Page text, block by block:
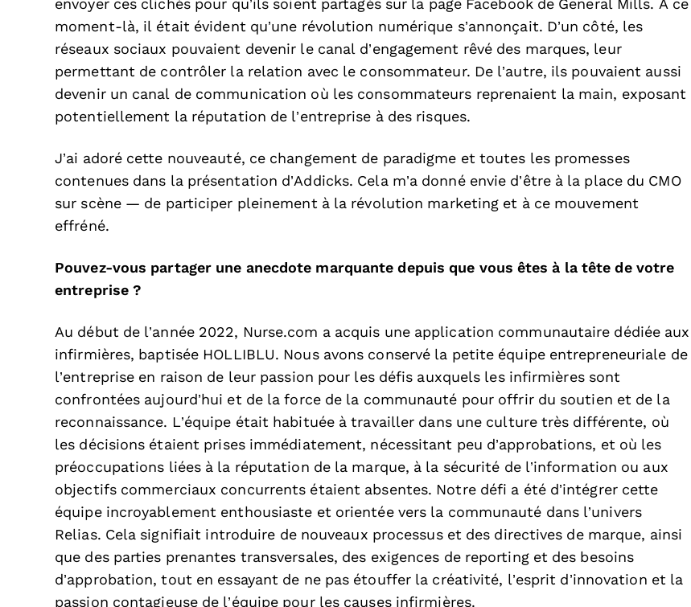
envoyer ces clichés pour qu’ils soient partagés sur la page Facebook de General Mills. À ce
moment-là, il était évident qu’une révolution numérique s’annonçait. D’un côté, les
réseaux sociaux pouvaient devenir le canal d’engagement rêvé des marques, leur
permettant de contrôler la relation avec le consommateur. De l’autre, ils pouvaient aussi
devenir un canal de communication où les consommateurs reprenaient la main, exposant
potentiellement la réputation de l’entreprise à des risques.
J’ai adoré cette nouveauté, ce changement de paradigme et toutes les promesses
contenues dans la présentation d’Addicks. Cela m’a donné envie d’être à la place du CMO
sur scène — de participer pleinement à la révolution marketing et à ce mouvement
effréné.
Pouvez-vous partager une anecdote marquante depuis que vous êtes à la tête de votre
entreprise ?
Au début de l’année 2022, Nurse.com a acquis une application communautaire dédiée aux
infirmières, baptisée HOLLIBLU. Nous avons conservé la petite équipe entrepreneuriale de
l’entreprise en raison de leur passion pour les défis auxquels les infirmières sont
confrontées aujourd’hui et de la force de la communauté pour offrir du soutien et de la
reconnaissance. L’équipe était habituée à travailler dans une culture très différente, où
les décisions étaient prises immédiatement, nécessitant peu d’approbations, et où les
préoccupations liées à la réputation de la marque, à la sécurité de l’information ou aux
objectifs commerciaux concurrents étaient absentes. Notre défi a été d’intégrer cette
équipe incroyablement enthousiaste et orientée vers la communauté dans l’univers
Relias. Cela signifiait introduire de nouveaux processus et des directives de marque, ainsi
que des parties prenantes transversales, des exigences de reporting et des besoins
d’approbation, tout en essayant de ne pas étouffer la créativité, l’esprit d’innovation et la
passion contagieuse de l’équipe pour les causes infirmières.